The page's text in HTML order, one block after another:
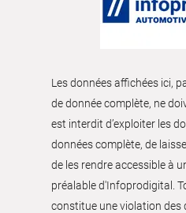
Les données affichées ici,
de donnée complète, ne
est interdit d’exploiter les
données complète, de
de les rendre accessible à
préalable d'Infoprodigital.
constitue une violation des